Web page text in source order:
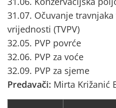
31.07. Očuvanje
vrijednosti (TVPV)
32.05. PVP povrće
32.06. PVP za voće
32.09. PVP za sjeme
Predavači: Mirta Križanić